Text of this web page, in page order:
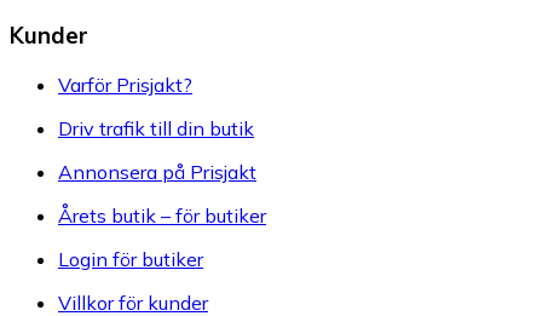
Kunder
Varför Prisjakt?
Driv trafik till din butik
Annonsera på Prisjakt
Årets butik – för butiker
Login för butiker
Villkor för kunder